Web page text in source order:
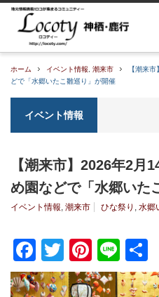
ホーム イベント情報 潮来市
【潮来
どで「水郷いたこ雛巡り」が開催
イベント情報
【潮来市】2026年2月
め園などで「水郷いた
イベント情報, 潮来市 ひな祭り , 水郷
Facebook
TwitterLine